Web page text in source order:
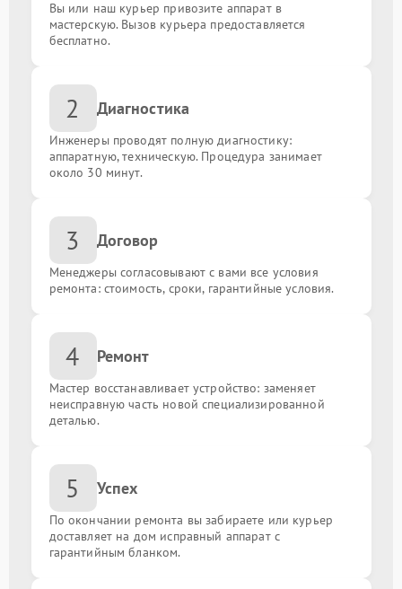
Разблокировать графический ключ
Обновление ПО с сохранением данных от 1000.00 ₽
Замена слота сим карты
Ремонт / замена NFC модуля
Ремонт / замена гнезда зарядки от 1000.00 ₽
Замена пленки
Сброс пароля от 800.00 ₽
Замена задней крышки
Сброс до заводских настроек
Замена вибромотора
Замена шлейфа от 930.00 ₽
Вы или наш курьер привозите аппарат в
мастерскую. Вызов курьера предоставляется
бесплатно.
2 Диагностика
Инженеры проводят полную диагностику:
аппаратную, техническую. Процедура занимает
около 30 минут.
3 Договор
Менеджеры согласовывают с вами все условия
ремонта: стоимость, сроки, гарантийные условия.
4 Ремонт
Мастер восстанавливает устройство: заменяет
неисправную часть новой специализированной
деталью.
5 Успех
По окончании ремонта вы забираете или курьер
доставляет на дом исправный аппарат с
гарантийным бланком.